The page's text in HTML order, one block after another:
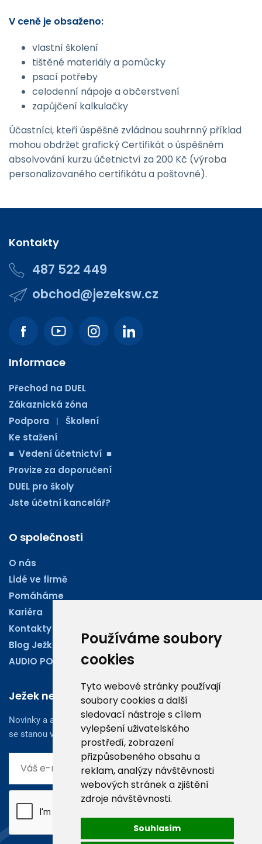
Používáme soubory
cookies
Tyto webové stránky používají
soubory cookies a další
sledovací nástroje s cílem
vylepšení uživatelského
prostředí, zobrazení
přizpůsobeného obsahu a
reklam, analýzy návštěvnosti
webových stránek a zjištění
zdroje návštěvnosti.
Souhlasím
V ceně je obsaženo:
vlastní školení
tištěné materiály a pomůcky
psací potřeby
celodenní nápoje a občerstvení
zapůjčení kalkulačky
Účastníci, kteří úspěšně zvládnou souhrnný příklad
mohou obdržet grafický Certifikát o úspěšném
absolvování kurzu účetnictví za 200 Kč (výroba
personalizovaného certifikátu a poštovné).
Kontakty
487 522 449
obchod@jezeksw.cz
Informace
Přechod na DUEL
Zákaznická zóna
Podpora
| Školení
Ke stažení
■ Vedení účetnictví ■
Provize za doporučení
DUEL pro školy
Jste účetní kancelář?
O společnosti
O nás
Lidé ve firmě
Pomáháme
Kariéra
Kontakty
Blog Ježkoviny
AUDIO PODCASTY
Ježek newsletter
Novinky a aktuality z oboru účetnictví, obchodu či legislativy
se stanou vaším dobrým rádcem.